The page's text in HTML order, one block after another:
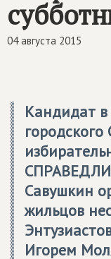
04 августа 2015
Кандидат в
Савушкин
жильцов
Игорем